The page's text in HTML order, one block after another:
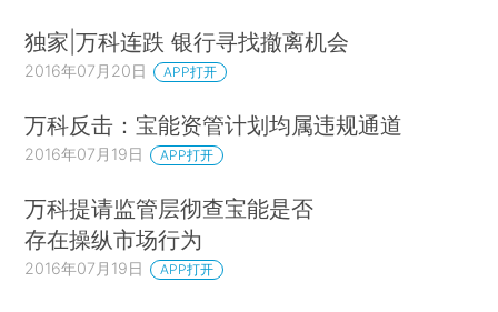
独家|万科连跌 银行寻找撤离机会
2016年07月20日 APP打开
万科反击：宝能资管计划均属违规通道
2016年07月19日 APP打开
万科提请监管层彻查宝能是否
存在操纵市场行为
2016年07月19日 APP打开